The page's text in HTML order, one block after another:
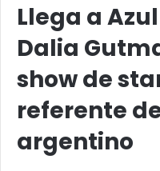
Llega a
Dalia
show de
referente
argentino